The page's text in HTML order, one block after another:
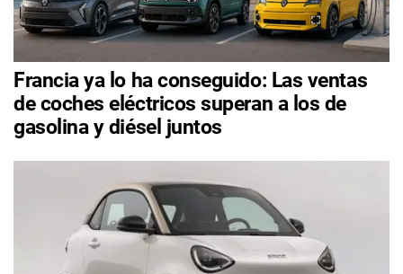
Francia ya lo ha conseguido: Las ventas
de coches eléctricos superan a los de
gasolina y diésel juntos